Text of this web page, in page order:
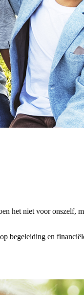
het niet voor onszelf,
begeleiding en